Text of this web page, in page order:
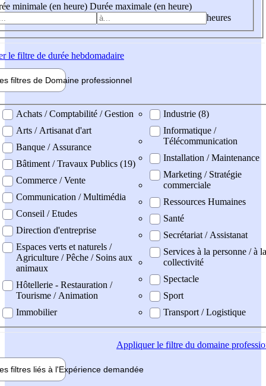
minimale (en heure) Durée maximale (en heure)
heures
le filtre de durée hebdomadaire
filtres de Domaine professionnel
professionel
Achats / Comptabilité / Gestion
Arts / Artisanat d'art
Banque / Assurance
Bâtiment / Travaux Publics (19)
Commerce / Vente
Communication / Multimédia
Conseil / Etudes
Direction d'entreprise
Espaces verts et naturels /
Agriculture / Pêche / Soins aux
animaux
Hôtellerie - Restauration /
Tourisme / Animation
Immobilier
Industrie (8)
Informatique /
Télécommunication
Installation / Maintenance
Marketing / Stratégie
commerciale
Ressources Humaines
Santé
Secrétariat / Assistanat
Services à la personne / à la
collectivité
Spectacle
Sport
Transport / Logistique
Appliquerle filtre du domaine
filtres liés à l'Expérience demandée